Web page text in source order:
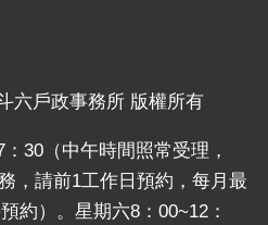
六戶政事務所 版權所有
30（中午時間照常受理，
，請前1工作日預約，每月最
約）。星期六8：00~12：